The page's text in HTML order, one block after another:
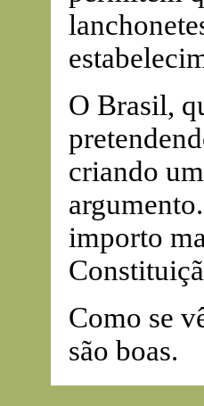
O Brasil,
criando
importo
Como se
são boas.